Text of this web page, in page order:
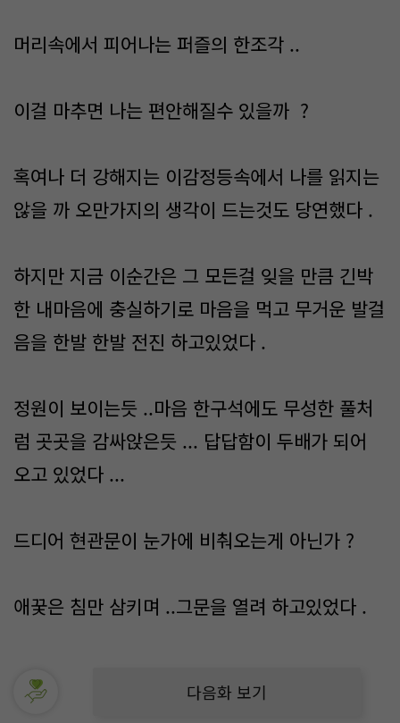
머리속에서 피어나는 퍼즐의 한조각 ..
이걸 마추면 나는 편안해질수 있을까 ?
혹여나 더 강해지는 이감정등속에서 나를 읽지는
않을 까 오만가지의 생각이 드는것도 당연했다 .
하지만 지금 이순간은 그 모든걸 잊을 만큼 긴박
한 내마음에 충실하기로 마음을 먹고 무거운 발걸
음을 한발 한발 전진 하고있었다 .
정원이 보이는듯 ..마음 한구석에도 무성한 풀처
럼 곳곳을 감싸앉은듯 ... 답답함이 두배가 되어
오고 있었다 ...
드디어 현관문이 눈가에 비춰오는게 아닌가 ?
애꿎은 침만 삼키며 ..그문을 열려 하고있었다 .
다음화 보기